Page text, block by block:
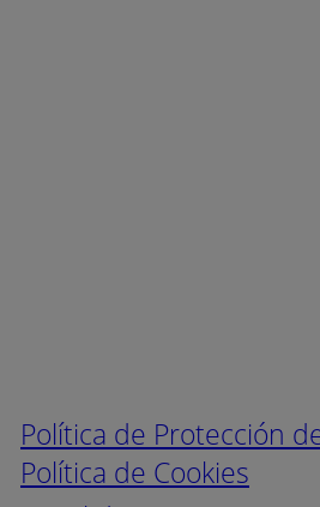
Política de Protección
Política de Cookies